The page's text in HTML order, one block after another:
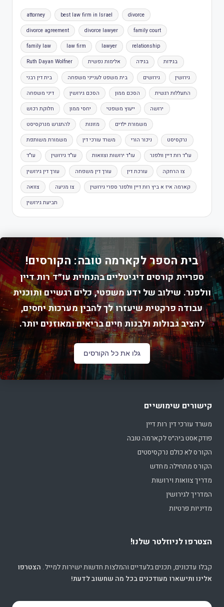
attorney best law firm in Israel divorce
divorce agreement divorce lawyer family court
family law law firm lawyer relationship
Ruth Dayan Wolfner אלימות נפשית בגידה בגידות
בית דין רבני בית משפט לענייני משפחה גירושים גירושין
דיני משפחה הסכם גירושין הסכם ממון התעללות רגשית
חלוקת רכוש יחסי ממון ייעוץ משפטי ירושה
להתגרש מנרקסיסט מזונות משמורת ילדים
משמורת משותפת משרד עורכי דין ניכור הורי נרקסיסט
עו"ד עו"ד גירושין עו"ד ירושות וצוואות עו"ד רות דיין וולפנר
עורך דין גירושין עורך דין משפחה עורכת דין צו הרחקה
צוואה צו מניעה קארמה איז א ביץ רות דיין וולפנר ספרי גירושין
תביעת גירושין
בית הספר לקארמה טובה: הקורסים!
ספריית קורסים דיגיטליים בהנחיית עו״ד רות דיין
וולפנר. שילוב של ידע משפטי, כלים רגשיים ותוכנית
עבודה פרקטית שיעזרו לך להבין מערכות יחסים,
להציב גבולות ולבנות חיים בריאים ומאוזנים יותר.
גלו את כל הקורסים
קישורים שימושיים
משרד עורכי דין רות דיין
פודקאסט ביה״ס לקארמה טובה
הקורס לא כולם נרקסיסטים
הקורס מתחילה מחדש
מדריך צוואות וירושות
המדריך לגירושין
מדיניות פרטיות
הצטרפו לניוזלטר שלנו!
קבלו עדכונים, תכנים בלעדיים והמלצות חדשות ישירות למייל. הצטרפו
אלינו ותישארו מעודכנים בכל מה שחשוב לדעת!